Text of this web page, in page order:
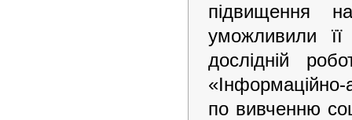
підвищення
уможливили
дослідній
по вивченню